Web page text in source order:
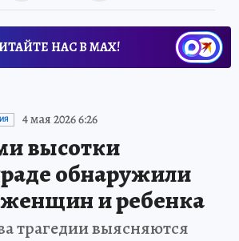
НАС В МАХ!
4 мая 2026 6:26
высотки
обнаружили
женщин и ребенка
трагедии выясняются